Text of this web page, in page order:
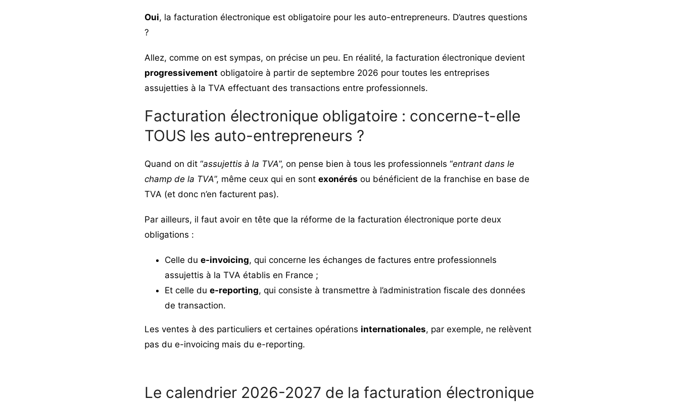
Oui, la facturation électronique est obligatoire pour les auto-entrepreneurs. D’autres questions
?
Allez, comme on est sympas, on précise un peu. En réalité, la facturation électronique devient
progressivement obligatoire à partir de septembre 2026 pour toutes les entreprises
assujetties à la TVA effectuant des transactions entre professionnels.
Facturation électronique obligatoire : concerne-t-elle
TOUS les auto-entrepreneurs ?
Quand on dit “assujettis à la TVA”, on pense bien à tous les professionnels “entrant dans le
champ de la TVA”, même ceux qui en sont exonérés ou bénéficient de la franchise en base de
TVA (et donc n’en facturent pas).
Par ailleurs, il faut avoir en tête que la réforme de la facturation électronique porte deux
obligations :
Celle du e-invoicing, qui concerne les échanges de factures entre professionnels
assujettis à la TVA établis en France ;
Et celle du e-reporting, qui consiste à transmettre à l’administration fiscale des données
de transaction.
Les ventes à des particuliers et certaines opérations internationales, par exemple, ne relèvent
pas du e-invoicing mais du e-reporting.
Le calendrier 2026-2027 de la facturation électronique